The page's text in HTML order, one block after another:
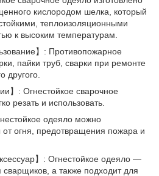
кислородом шелка, который
теплоизоляционными
к высоким температурам.
】: Противопожарное
пайки труб, сварки при ремонте
другого.
】: Огнестойкое сварочное
резать и использовать.
одеяло можно
от огня, предотвращения пожара и
】: Огнестойкое одеяло —
а также подходит для